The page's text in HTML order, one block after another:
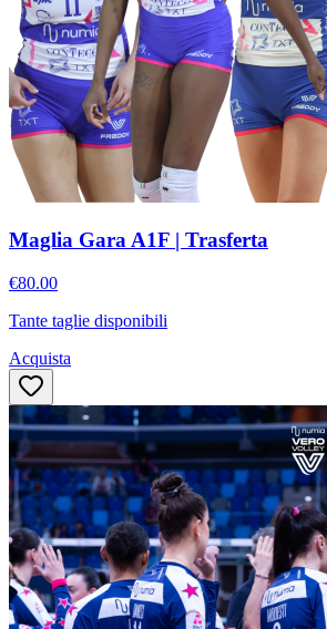
Maglia Gara A1F | Trasferta
€80.00
Tante taglie disponibili
Acquista